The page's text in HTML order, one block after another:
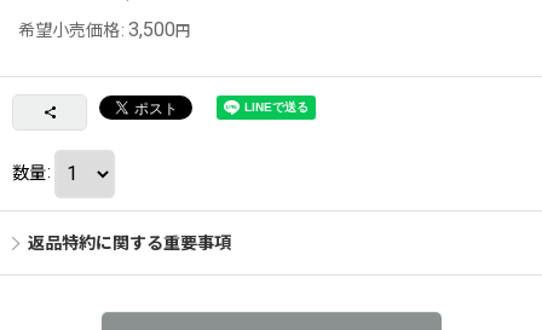
希望小売価格: 3,500円
数量:
返品特約に関する重要事項